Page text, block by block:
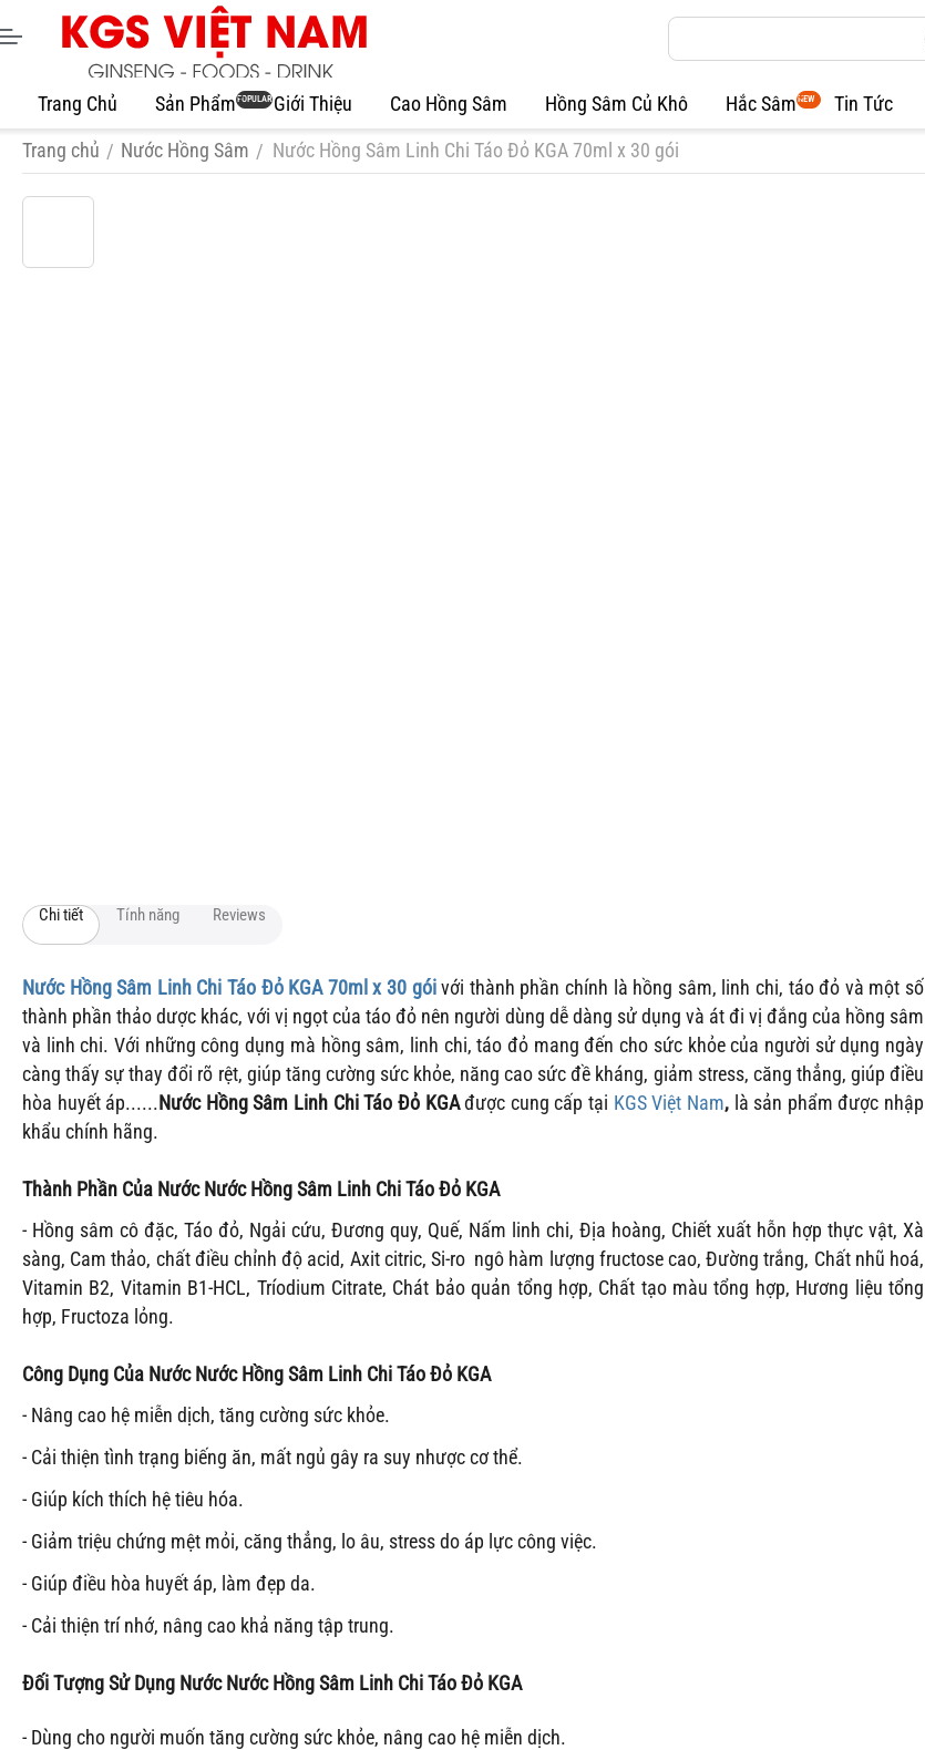
Trang Chủ Sản Phẩm POPULAR Giới Thiệu Cao Hồng Sâm Hồng Sâm Củ Khô Hắc Sâm NEW Tin Tức
Trang chủ / Nước Hồng Sâm / Nước Hồng Sâm Linh Chi Táo Đỏ KGA 70ml x 30 gói
Chi tiết Tính năng Reviews
Nước Hồng Sâm Linh Chi Táo Đỏ KGA70ml x 30 góivới thành phần chính là hồng sâm, linh chi, táo đỏ và một số
thành phần thảo dược khác, với vị ngọt của táo đỏ nên người dùng dễ dàng sử dụng và át đi vị đắng của hồng sâm
và linh chi. Với những công dụng mà hồng sâm, linh chi, táo đỏ mang đến cho sức khỏe của người sử dụng ngày
càng thấy sự thay đổi rõ rệt, giúp tăng cường sức khỏe, năng cao sức đề kháng, giảm stress, căng thẳng, giúp điều
hòa huyết áp......Nước Hồng Sâm Linh Chi Táo Đỏ KGAđược cung cấp tại KGS Việt Nam, là sản phẩm được nhập
khẩu chính hãng.
Thành Phần Của NướcNước Hồng Sâm Linh Chi Táo Đỏ KGA
- Hồng sâm cô đặc, Táo đỏ, Ngải cứu, Đương quy, Quế, Nấm linh chi, Địa hoàng, Chiết xuất hỗn hợp thực vật, Xà
sàng, Cam thảo, chất điều chỉnh độ acid, Axit citric, Si-ro ngô hàm lượng fructose cao, Đường trắng, Chất nhũ hoá,
Vitamin B2, Vitamin B1-HCL, Tríodium Citrate, Chát bảo quản tổng hợp, Chất tạo màu tổng hợp, Hương liệu tổng
hợp, Fructoza lỏng.
Công Dụng Của NướcNước Hồng Sâm Linh Chi Táo Đỏ KGA
- Nâng cao hệ miễn dịch, tăng cường sức khỏe.
- Cải thiện tình trạng biếng ăn, mất ngủ gây ra suy nhược cơ thể.
- Giúp kích thích hệ tiêu hóa.
- Giảm triệu chứng mệt mỏi, căng thẳng, lo âu, stress do áp lực công việc.
- Giúp điều hòa huyết áp, làm đẹp da.
- Cải thiện trí nhớ, nâng cao khả năng tập trung.
Đối Tượng Sử Dụng NướcNước Hồng Sâm Linh Chi Táo Đỏ KGA
- Dùng cho người muốn tăng cường sức khỏe, nâng cao hệ miễn dịch.